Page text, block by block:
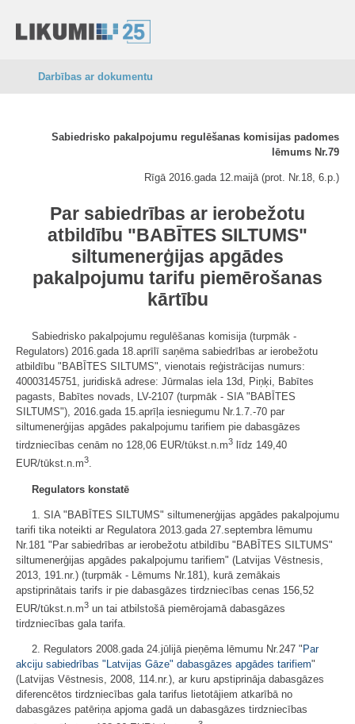
Darbības ar dokumentu
Sabiedrisko pakalpojumu regulēšanas komisijas padomes
lēmums Nr.79
Rīgā 2016.gada 12.maijā (prot. Nr.18, 6.p.)
Par sabiedrības ar ierobežotu
atbildību "BABĪTES SILTUMS"
siltumenerģijas apgādes
pakalpojumu tarifu piemērošanas
kārtību
Sabiedrisko pakalpojumu regulēšanas komisija (turpmāk -
Regulators) 2016.gada 18.aprīlī saņēma sabiedrības ar ierobežotu
atbildību "BABĪTES SILTUMS", vienotais reģistrācijas numurs:
40003145751, juridiskā adrese: Jūrmalas iela 13d, Piņķi, Babītes
pagasts, Babītes novads, LV-2107 (turpmāk - SIA "BABĪTES
SILTUMS"), 2016.gada 15.aprīļa iesniegumu Nr.1.7.-70 par
siltumenerģijas apgādes pakalpojumu tarifiem pie dabasgāzes
tirdzniecības cenām no 128,06 EUR/tūkst.n.m3 līdz 149,40
EUR/tūkst.n.m3.
Regulators konstatē
1. SIA "BABĪTES SILTUMS" siltumenerģijas apgādes pakalpojumu
tarifi tika noteikti ar Regulatora 2013.gada 27.septembra lēmumu
Nr.181 "Par sabiedrības ar ierobežotu atbildību "BABĪTES SILTUMS"
siltumenerģijas apgādes pakalpojumu tarifiem" (Latvijas Vēstnesis,
2013, 191.nr.) (turpmāk - Lēmums Nr.181), kurā zemākais
apstiprinātais tarifs ir pie dabasgāzes tirdzniecības cenas 156,52
EUR/tūkst.n.m3 un tai atbilstošā piemērojamā dabasgāzes
tirdzniecības gala tarifa.
2. Regulators 2008.gada 24.jūlijā pieņēma lēmumu Nr.247 " Par
akciju sabiedrības "Latvijas Gāze" dabasgāzes apgādes tarifiem"
(Latvijas Vēstnesis, 2008, 114.nr.), ar kuru apstiprināja dabasgāzes
diferencētos tirdzniecības gala tarifus lietotājiem atkarībā no
dabasgāzes patēriņa apjoma gadā un dabasgāzes tirdzniecības